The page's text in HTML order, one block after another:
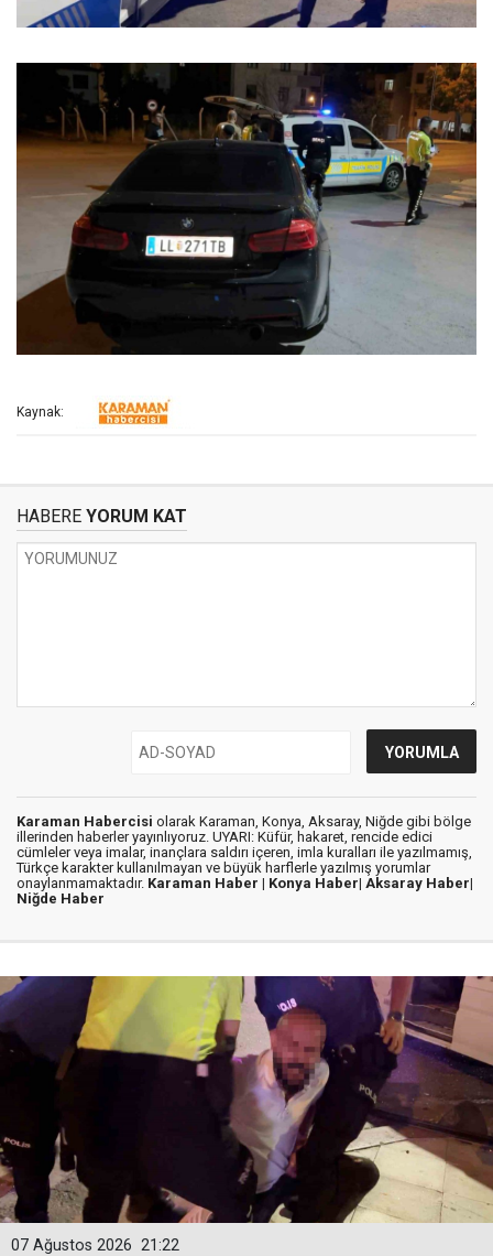
Kaynak:
HABERE YORUM KAT
Karaman Habercisi olarak Karaman, Konya, Aksaray, Niğde gibi bölge
illerinden haberler yayınlıyoruz. UYARI: Küfür, hakaret, rencide edici
cümleler veya imalar, inançlara saldırı içeren, imla kuralları ile yazılmamış,
Türkçe karakter kullanılmayan ve büyük harflerle yazılmış yorumlar
onaylanmamaktadır. Karaman Haber | Konya Haber| Aksaray Haber|
Niğde Haber
21:22
07 Ağustos 2026